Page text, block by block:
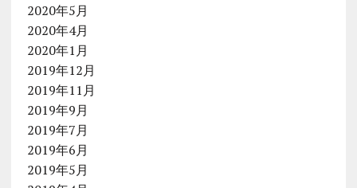
2020年5月
2020年4月
2020年1月
2019年12月
2019年11月
2019年9月
2019年7月
2019年6月
2019年5月